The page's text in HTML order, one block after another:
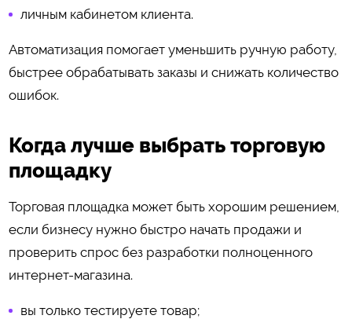
личным кабинетом клиента.
Автоматизация помогает уменьшить ручную работу,
быстрее обрабатывать заказы и снижать количество
ошибок.
Когда лучше выбрать торговую
площадку
Торговая площадка может быть хорошим решением,
если бизнесу нужно быстро начать продажи и
проверить спрос без разработки полноценного
интернет-магазина.
вы только тестируете товар;